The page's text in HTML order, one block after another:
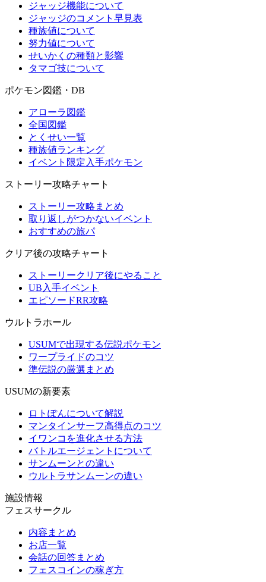
ジャッジ機能について
ジャッジのコメント早見表
種族値について
努力値について
せいかくの種類と影響
タマゴ技について
ポケモン図鑑・DB
アローラ図鑑
全国図鑑
とくせい一覧
種族値ランキング
イベント限定入手ポケモン
ストーリー攻略チャート
ストーリー攻略まとめ
取り返しがつかないイベント
おすすめの旅パ
クリア後の攻略チャート
ストーリークリア後にやること
UB入手イベント
エピソードRR攻略
ウルトラホール
USUMで出現する伝説ポケモン
ワープライドのコツ
準伝説の厳選まとめ
USUMの新要素
ロトぽんについて解説
マンタインサーフ高得点のコツ
イワンコを進化させる方法
バトルエージェントについて
サンムーンとの違い
ウルトラサンムーンの違い
施設情報
フェスサークル
内容まとめ
お店一覧
会話の回答まとめ
フェスコインの稼ぎ方